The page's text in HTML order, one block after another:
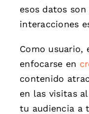
esos datos
interacciones
Como usuario,
enfocarse en
contenido
en las visitas
tu audiencia a